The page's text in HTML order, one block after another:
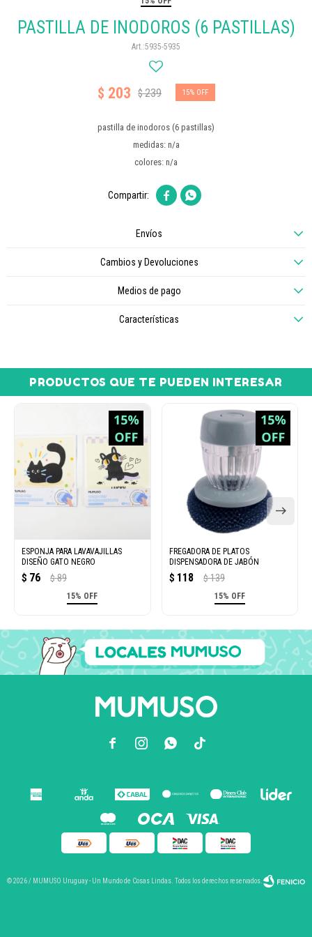
PASTILLA DE INODOROS (6 PASTILLAS)
5935-5935
$ 203 $239 15
pastilla de inodoros (6 pastillas)
medidas: n/a
colores: n/a
 
Envíos
Cambios y Devoluciones
Medios de pago
Características
PRODUCTOS QUE TE PUEDEN INTERESAR
ESPONJA PARA LAVAVAJILLAS
DISEÑO GATO NEGRO
$ 76 $ 89
15% OFF
FREGADORA DE PLATOS
DISPENSADORA DE JABÓN
$ 118 $ 139
15% OFF
  
© 2026 / MUMUSO Uruguay - Un Mundo de Cosas Lindas. Todos los derechos reservados.